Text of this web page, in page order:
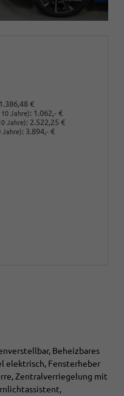
1.386,48 €
Jahre): 1.062,- €
Jahre): 2.522,25 €
Jahre): 3.894,- €
Beheizbares
elektrisch, Fensterheber
Zentralverriegelung mit